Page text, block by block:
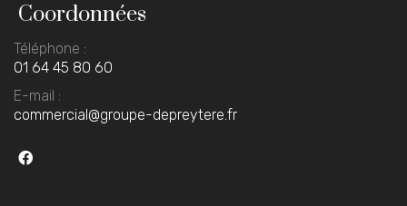
Coordonnées
Téléphone :
01 64 45 80 60
E-mail :
commercial@groupe-depreytere.fr